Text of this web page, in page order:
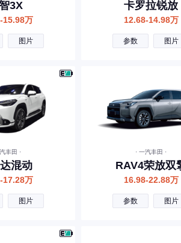
3X
15.98万
图片
卡罗拉锐放
12.68-14.98万
参数 图片
丰田 ·
混动
17.28万
图片
· 一汽丰田 ·
RAV4荣放双
16.98-22.88万
参数 图片